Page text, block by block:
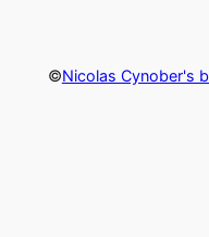
©Nicolas Cynober's